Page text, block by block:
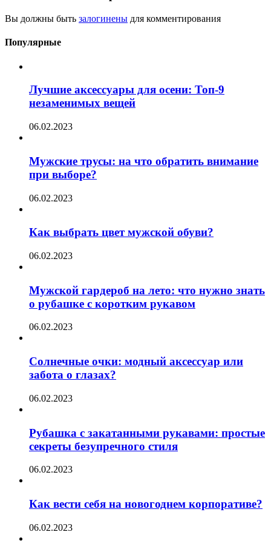
Вы должны быть залогинены для комментирования
Популярные
Лучшие аксессуары для осени: Топ-9
незаменимых вещей
06.02.2023
Мужские трусы: на что обратить внимание
при выборе?
06.02.2023
Как выбрать цвет мужской обуви?
06.02.2023
Мужской гардероб на лето: что нужно знать
о рубашке с коротким рукавом
06.02.2023
Солнечные очки: модный аксессуар или
забота о глазах?
06.02.2023
Рубашка с закатанными рукавами: простые
секреты безупречного стиля
06.02.2023
Как вести себя на новогоднем корпоративе?
06.02.2023